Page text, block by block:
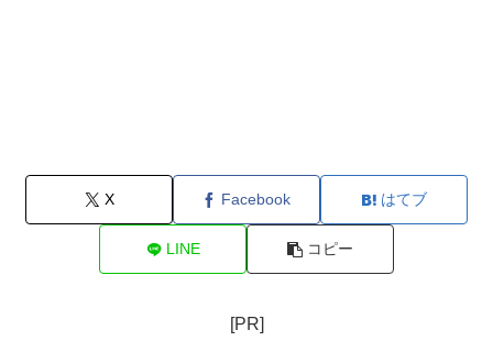
X Facebook はてブ
LINE コピー
[PR]